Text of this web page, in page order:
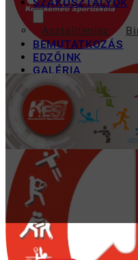
Asztalitenisz
BEMUTATKOZÁS
EDZŐINK
GALÉRIA
TAO
KAPCSOLAT